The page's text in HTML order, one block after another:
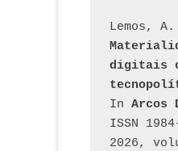
digitais
In Arcos
ISSN
2026,